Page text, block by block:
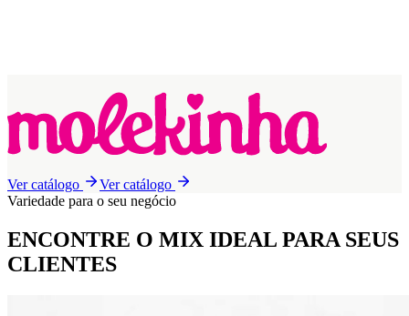
Ver catálogo
Ver catálogo
Variedade para o seu negócio
ENCONTRE O MIX IDEAL PARA SEUS
CLIENTES